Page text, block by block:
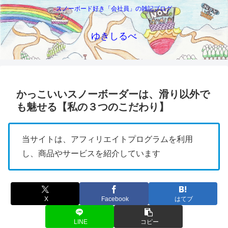
スノーボード好き「会社員」の雑記ブログ
ゆきしるべ
かっこいいスノーボーダーは、滑り以外で
も魅せる【私の３つのこだわり】
当サイトは、アフィリエイトプログラムを利用
し、商品やサービスを紹介しています
X Facebook はてブ
LINE コピー